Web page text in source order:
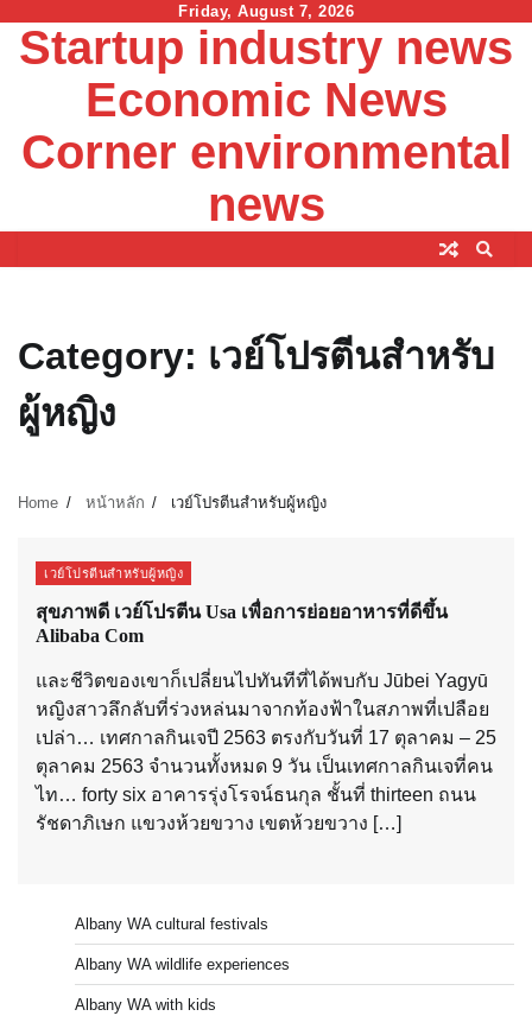
content
Friday, August 7, 2026
Startup industry news
Economic News
Corner environmental
news
Category: เวย์โปรตีนสำหรับ
ผู้หญิง
Home หน้าหลัก เวย์โปรตีนสำหรับผู้หญิง
เวย์โปรตีนสำหรับผู้หญิง
สุขภาพดี เวย์โปรตีน Usa เพื่อการย่อยอาหารที่ดีขึ้น
Alibaba Com
และชีวิตของเขาก็เปลี่ยนไปทันทีที่ได้พบกับ Jūbei Yagyū
หญิงสาวลึกลับที่ร่วงหล่นมาจากท้องฟ้าในสภาพที่เปลือย
เปล่า… เทศกาลกินเจปี 2563 ตรงกับวันที่ 17 ตุลาคม – 25
ตุลาคม 2563 จำนวนทั้งหมด 9 วัน เป็นเทศกาลกินเจที่คน
ไท… forty six อาคารรุ่งโรจน์ธนกุล ชั้นที่ thirteen ถนน
รัชดาภิเษก แขวงห้วยขวาง เขตห้วยขวาง […]
Albany WA cultural festivals
Albany WA wildlife experiences
Albany WA with kids